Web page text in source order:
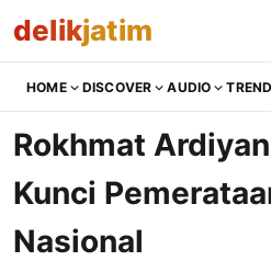
delikjatim
HOME DISCOVER AUDIO
Rokhmat
Kunci
Nasional